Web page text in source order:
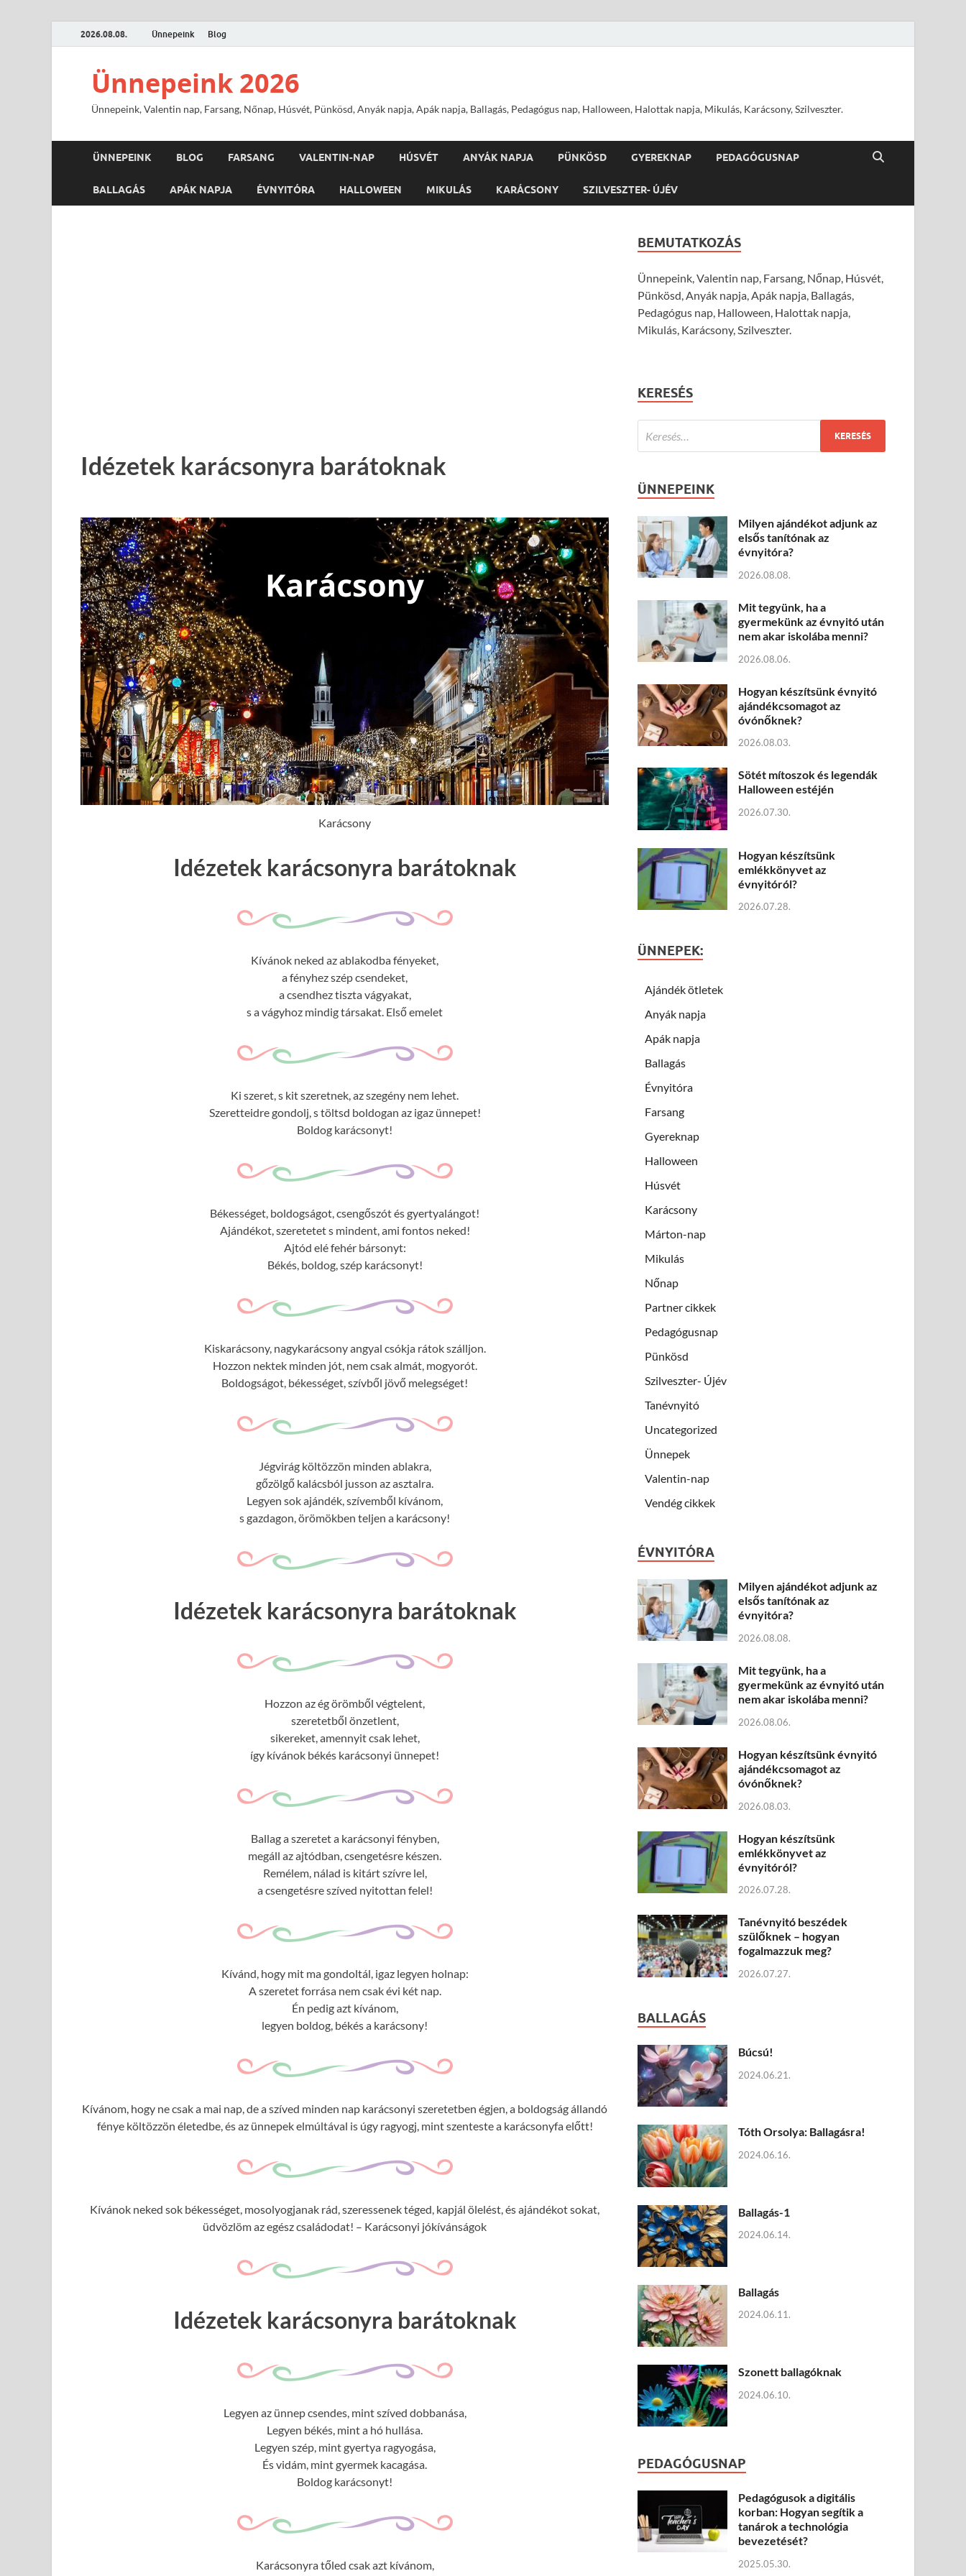
2026.08.08. Ünnepeink Blog
Ünnepeink 2026
Ünnepeink, Valentin nap, Farsang, Nőnap, Húsvét, Pünkösd, Anyák napja, Apák napja, Ballagás, Pedagógus nap, Halloween, Halottak napja, Mikulás, Karácsony, Szilveszter.
ÜNNEPEINK BLOG FARSANG VALENTIN-NAP HÚSVÉT ANYÁK NAPJA PÜNKÖSD GYEREKNAP PEDAGÓGUSNAP
BALLAGÁS APÁK NAPJA ÉVNYITÓRA HALLOWEEN MIKULÁS KARÁCSONY SZILVESZTER- ÚJÉV
Idézetek karácsonyra barátoknak
Karácsony
Idézetek karácsonyra barátoknak
Kívánok neked az ablakodba fényeket,
a fényhez szép csendeket,
a csendhez tiszta vágyakat,
s a vágyhoz mindig társakat. Első emelet
Ki szeret, s kit szeretnek, az szegény nem lehet.
Szeretteidre gondolj, s töltsd boldogan az igaz ünnepet!
Boldog karácsonyt!
Békességet, boldogságot, csengőszót és gyertyalángot!
Ajándékot, szeretetet s mindent, ami fontos neked!
Ajtód elé fehér bársonyt:
Békés, boldog, szép karácsonyt!
Kiskarácsony, nagykarácsony angyal csókja rátok szálljon.
Hozzon nektek minden jót, nem csak almát, mogyorót.
Boldogságot, békességet, szívből jövő melegséget!
Jégvirág költözzön minden ablakra,
gőzölgő kalácsból jusson az asztalra.
Legyen sok ajándék, szívemből kívánom,
s gazdagon, örömökben teljen a karácsony!
Idézetek karácsonyra barátoknak
Hozzon az ég örömből végtelent,
szeretetből önzetlent,
sikereket, amennyit csak lehet,
így kívánok békés karácsonyi ünnepet!
Ballag a szeretet a karácsonyi fényben,
megáll az ajtódban, csengetésre készen.
Remélem, nálad is kitárt szívre lel,
a csengetésre szíved nyitottan felel!
Kívánd, hogy mit ma gondoltál, igaz legyen holnap:
A szeretet forrása nem csak évi két nap.
Én pedig azt kívánom,
legyen boldog, békés a karácsony!
Kívánom, hogy ne csak a mai nap, de a szíved minden nap karácsonyi szeretetben égjen, a boldogság állandó
fénye költözzön életedbe, és az ünnepek elmúltával is úgy ragyogj, mint szenteste a karácsonyfa előtt!
Kívánok neked sok békességet, mosolyogjanak rád, szeressenek téged, kapjál ölelést, és ajándékot sokat,
üdvözlöm az egész családodat! – Karácsonyi jókívánságok
Idézetek karácsonyra barátoknak
Legyen az ünnep csendes, mint szíved dobbanása,
Legyen békés, mint a hó hullása.
Legyen szép, mint gyertya ragyogása,
És vidám, mint gyermek kacagása.
Boldog karácsonyt!
Karácsonyra tőled csak azt kívánom,
BEMUTATKOZÁS
Ünnepeink, Valentin nap, Farsang, Nőnap, Húsvét,
Pünkösd, Anyák napja, Apák napja, Ballagás,
Pedagógus nap, Halloween, Halottak napja,
Mikulás, Karácsony, Szilveszter.
KERESÉS
ÜNNEPEINK
Milyen ajándékot adjunk az
elsős tanítónak az
évnyitóra?
2026.08.08.
Mit tegyünk, ha a
gyermekünk az évnyitó után
nem akar iskolába menni?
2026.08.06.
Hogyan készítsünk évnyitó
ajándékcsomagot az
óvónőknek?
2026.08.03.
Sötét mítoszok és legendák
Halloween estéjén
2026.07.30.
Hogyan készítsünk
emlékkönyvet az
évnyitóról?
2026.07.28.
ÜNNEPEK:
Ajándék ötletek
Anyák napja
Apák napja
Ballagás
Évnyitóra
Farsang
Gyereknap
Halloween
Húsvét
Karácsony
Márton-nap
Mikulás
Nőnap
Partner cikkek
Pedagógusnap
Pünkösd
Szilveszter- Újév
Tanévnyitó
Uncategorized
Ünnepek
Valentin-nap
Vendég cikkek
ÉVNYITÓRA
Milyen ajándékot adjunk az
elsős tanítónak az
évnyitóra?
2026.08.08.
Mit tegyünk, ha a
gyermekünk az évnyitó után
nem akar iskolába menni?
2026.08.06.
Hogyan készítsünk évnyitó
ajándékcsomagot az
óvónőknek?
2026.08.03.
Hogyan készítsünk
emlékkönyvet az
évnyitóról?
2026.07.28.
Tanévnyitó beszédek
szülőknek – hogyan
fogalmazzuk meg?
2026.07.27.
BALLAGÁS
Búcsú!
2024.06.21.
Tóth Orsolya: Ballagásra!
2024.06.16.
Ballagás-1
2024.06.14.
Ballagás
2024.06.11.
Szonett ballagóknak
2024.06.10.
PEDAGÓGUSNAP
Pedagógusok a digitális
korban: Hogyan segítik a
tanárok a technológia
bevezetését?
2025.05.30.